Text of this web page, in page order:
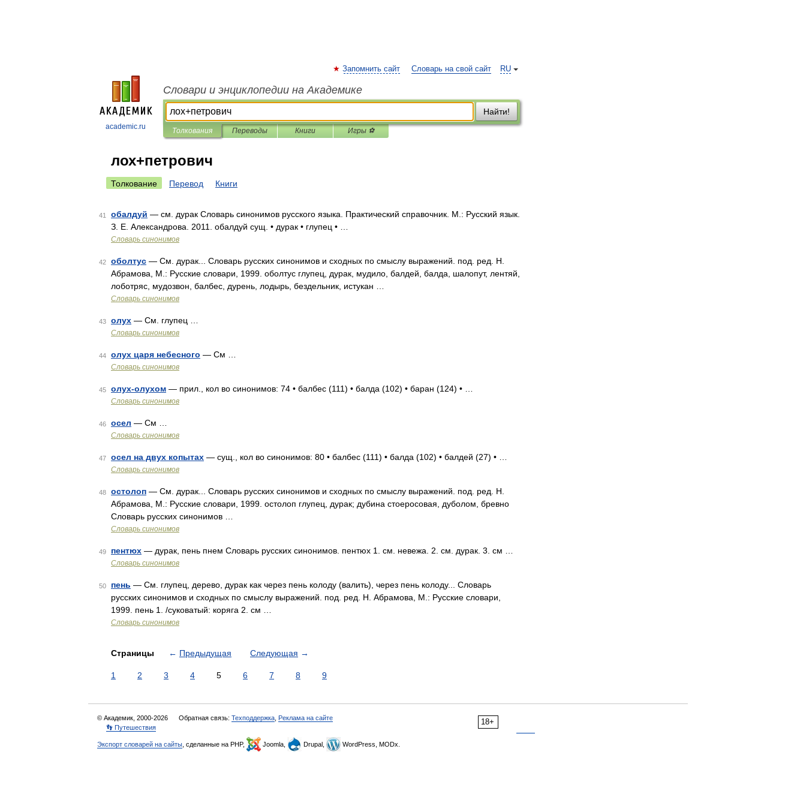
academic.ru
RU
Запомнить сайт Словарь на свой сайт
Словари и энциклопедии на Академике
Найти!
Толкования Переводы Книги Игры ⚽
лох+петрович
Толкование Перевод Книги
41 обалдуй — см. дурак Словарь синонимов русского языка. Практический справочник. М.: Русский язык.
З. Е. Александрова. 2011. обалдуй сущ. • дурак • глупец • …
Словарь синонимов
42 оболтус — См. дурак... Словарь русских синонимов и сходных по смыслу выражений. под. ред. Н.
Абрамова, М.: Русские словари, 1999. оболтус глупец, дурак, мудило, балдей, балда, шалопут, лентяй,
лоботряс, мудозвон, балбес, дурень, лодырь, бездельник, истукан …
Словарь синонимов
43 олух — См. глупец …
Словарь синонимов
44 олух царя небесного — См …
Словарь синонимов
45 олух-олухом — прил., кол во синонимов: 74 • балбес (111) • балда (102) • баран (124) • …
Словарь синонимов
46 осел — См …
Словарь синонимов
47 осел на двух копытах — сущ., кол во синонимов: 80 • балбес (111) • балда (102) • балдей (27) • …
Словарь синонимов
48 остолоп — См. дурак... Словарь русских синонимов и сходных по смыслу выражений. под. ред. Н.
Абрамова, М.: Русские словари, 1999. остолоп глупец, дурак; дубина стоеросовая, дуболом, бревно
Словарь русских синонимов …
Словарь синонимов
49 пентюх — дурак, пень пнем Словарь русских синонимов. пентюх 1. см. невежа. 2. см. дурак. 3. см …
Словарь синонимов
50 пень — См. глупец, дерево, дурак как через пень колоду (валить), через пень колоду... Словарь
русских синонимов и сходных по смыслу выражений. под. ред. Н. Абрамова, М.: Русские словари,
1999. пень 1. /суковатый: коряга 2. см …
Словарь синонимов
Страницы ← Предыдущая Следующая →
1 2 3 4 5 6 7 8 9
18+
© Академик, 2000-2026 Обратная связь: Техподдержка Реклама на сайте
👣 Путешествия
Экспорт словарей на сайты , сделанные на PHP, Joomla, Drupal, WordPress, MODx.